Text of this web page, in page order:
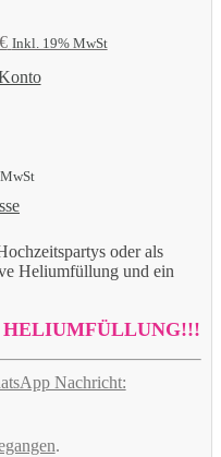
Inkl. 19% MwSt
oder als
Heliumfüllung und ein
Nachricht:
.